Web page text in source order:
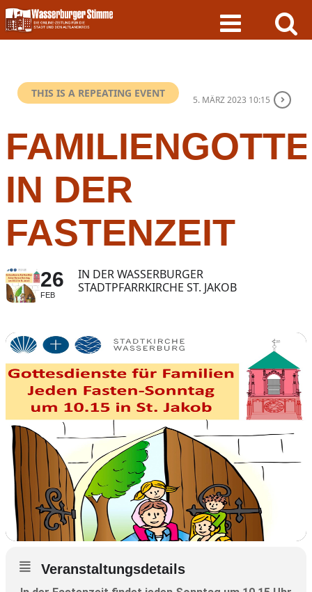
Skip
to
content
THIS IS A REPEATING EVENT
5. MÄRZ 2023 10:15
IN DER
FASTENZEIT
26
FEB
IN DER WASSERBURGER
STADTPFARRKIRCHE ST. JAKOB
Veranstaltungsdetails